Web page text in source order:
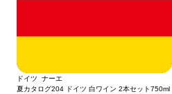
シルバー、ジェームス・サックリン
ンド2019 シルバー、デキャンター2020
ドイツ ナーエ
夏カタログ204 ドイツ 白ワイン 2本セット750ml